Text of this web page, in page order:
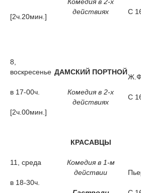
[2ч.20мин.]
действиях
С
8,
воскресенье
в 17-00ч.
[2ч.00мин.]
ДАМСКИЙ ПОРТНОЙ
Комедия в 2-х
действиях
С
11, среда
в 18-30ч.
КРАСАВЦЫ
Комедия в 1-м
действии